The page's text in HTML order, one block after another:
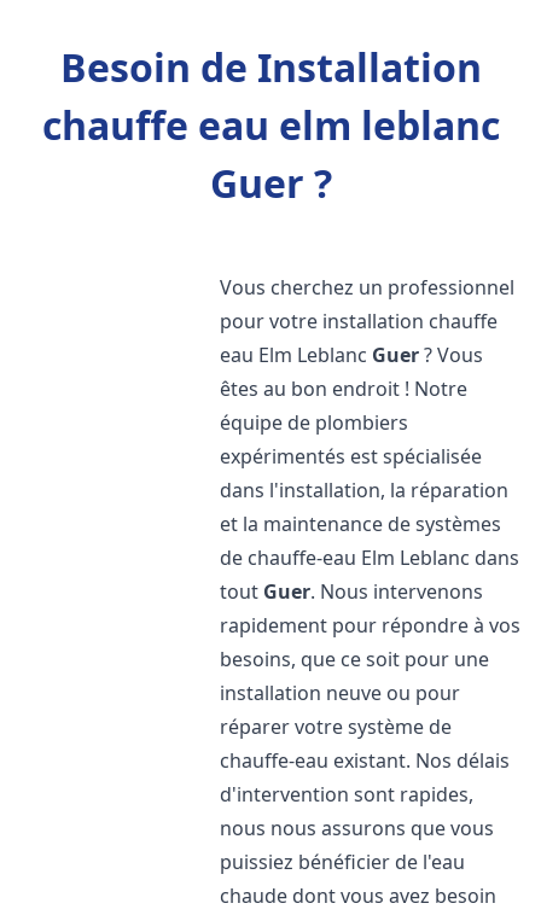
Besoin de Installation
chauffe eau elm leblanc
Guer ?
Vous cherchez un professionnel
pour votre installation chauffe
eau Elm Leblanc Guer? Vous
êtes au bon endroit ! Notre
équipe de plombiers
expérimentés est spécialisée
dans l'installation, la réparation
et la maintenance de systèmes
de chauffe-eau Elm Leblanc dans
tout Guer. Nous intervenons
rapidement pour répondre à vos
besoins, que ce soit pour une
installation neuve ou pour
réparer votre système de
chauffe-eau existant. Nos délais
d'intervention sont rapides,
nous nous assurons que vous
puissiez bénéficier de l'eau
chaude dont vous avez besoin